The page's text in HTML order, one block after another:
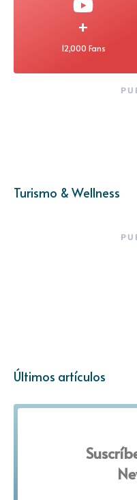
+
12,000 Fans
Turismo & Wellness
Últimos artículos